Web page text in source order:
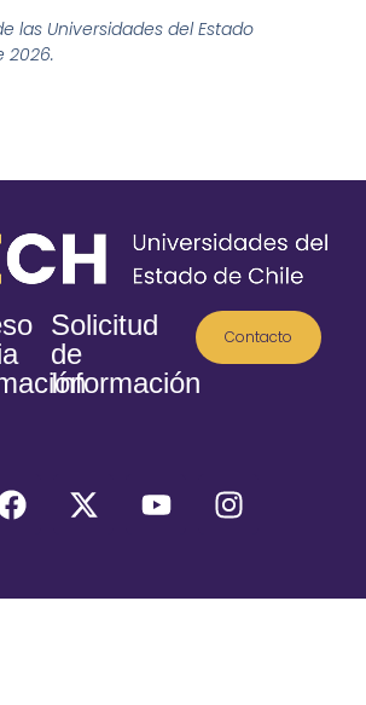
las Universidades del Estado
2026.
Solicitud
de
Información
Contacto